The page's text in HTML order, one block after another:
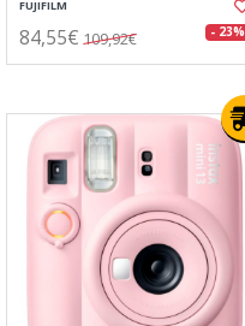
FUJIFILM
84,55€ 109,92€ - 23%